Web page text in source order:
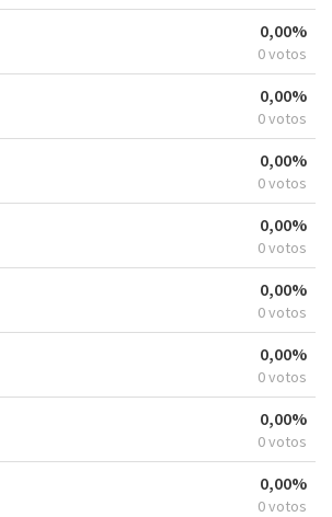
0,00%
0 votos
0,00%
0 votos
0,00%
0 votos
0,00%
0 votos
0,00%
0 votos
0,00%
0 votos
0,00%
0 votos
0,00%
0 votos